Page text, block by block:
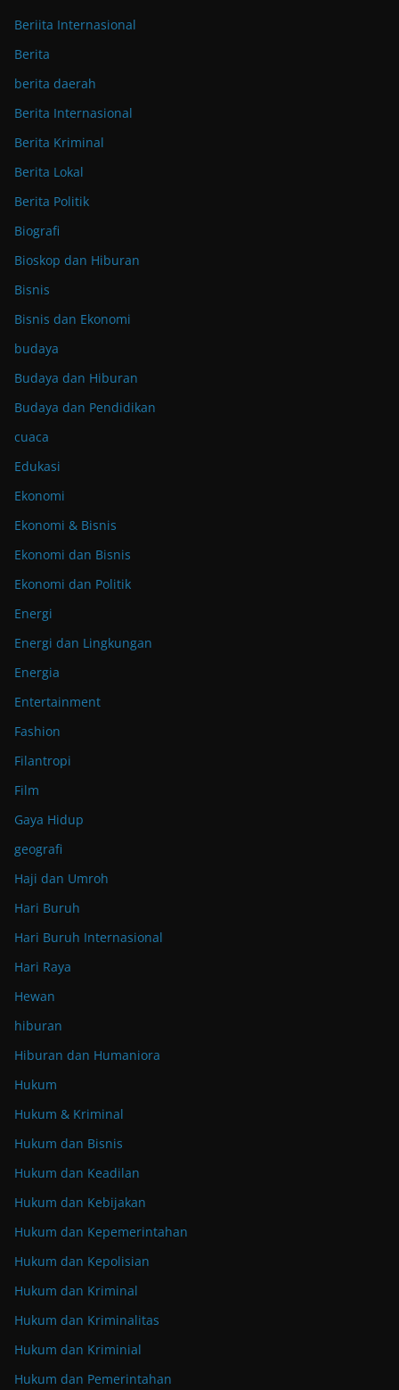
Beriita Internasional
Berita
berita daerah
Berita Internasional
Berita Kriminal
Berita Lokal
Berita Politik
Biografi
Bioskop dan Hiburan
Bisnis
Bisnis dan Ekonomi
budaya
Budaya dan Hiburan
Budaya dan Pendidikan
cuaca
Edukasi
Ekonomi
Ekonomi & Bisnis
Ekonomi dan Bisnis
Ekonomi dan Politik
Energi
Energi dan Lingkungan
Energia
Entertainment
Fashion
Filantropi
Film
Gaya Hidup
geografi
Haji dan Umroh
Hari Buruh
Hari Buruh Internasional
Hari Raya
Hewan
hiburan
Hiburan dan Humaniora
Hukum
Hukum & Kriminal
Hukum dan Bisnis
Hukum dan Keadilan
Hukum dan Kebijakan
Hukum dan Kepemerintahan
Hukum dan Kepolisian
Hukum dan Kriminal
Hukum dan Kriminalitas
Hukum dan Kriminial
Hukum dan Pemerintahan